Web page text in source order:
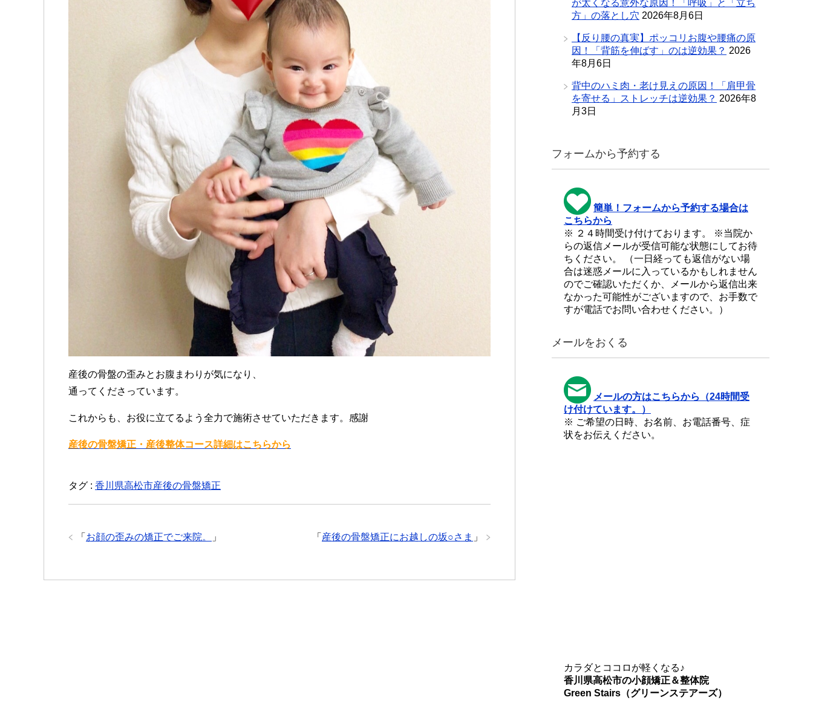
産後の骨盤の歪みとお腹まわりが気になり、
通ってくださっています。
これからも、お役に立てるよう全力で施術させていただきます。感謝
産後の骨盤矯正・産後整体コース詳細はこちらから
タグ : 香川県高松市産後の骨盤矯正
「 産後の骨盤矯正にお越しの坂○さま 」
「 お顔の歪みの矯正でご来院。 」
が太くなる意外な原因！「呼吸」と「立ち
方」の落とし穴 2026年8月6日
【反り腰の真実】ポッコリお腹や腰痛の原
因！「背筋を伸ばす」のは逆効果？ 2026
年8月6日
背中のハミ肉・老け見えの原因！「肩甲骨
を寄せる」ストレッチは逆効果？ 2026年8
月3日
フォームから予約する
簡単！フォームから予約する場合は
こちらから
※ ２４時間受け付けております。 ※当院か
らの返信メールが受信可能な状態にしてお待
ちください。 （一日経っても返信がない場
合は迷惑メールに入っているかもしれません
のでご確認いただくか、メールから返信出来
なかった可能性がございますので、お手数で
すが電話でお問い合わせください。）
メールをおくる
メールの方はこちらから（24時間受
け付けています。）
※ ご希望の日時、お名前、お電話番号、症
状をお伝えください。
カラダとココロが軽くなる♪
香川県高松市の小顔矯正＆整体院
Green Stairs（グリーンステアーズ）